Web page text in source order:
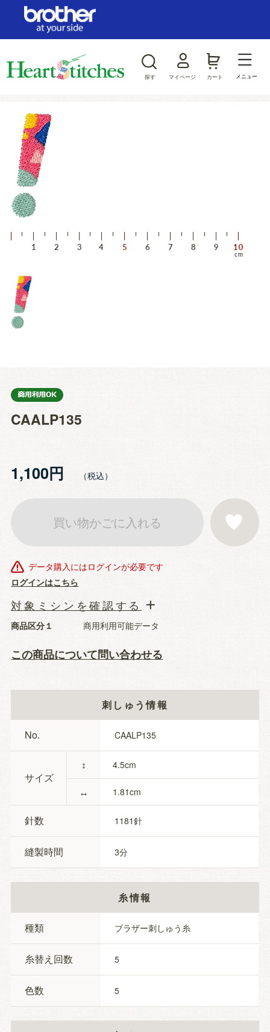
探す マイページ カート メニュー
CAALP135
1,100円
データ購入にはログインが必要です
買い物かごに入れる
ログインはこちら
お気に入りに登
商品区分１ 商用利用可能データ
この商品について問い合わせる
対象ミシンを確認する
刺しゅう情報
No. CAALP135
サイズ
↕
↔
4.5
1.81
針数 1181
縫製時間 3
糸情報
種類 ブラザー刺しゅう糸
糸替え回数 5
色数 5
ログイン/新規会員登録
ジャンルから探す